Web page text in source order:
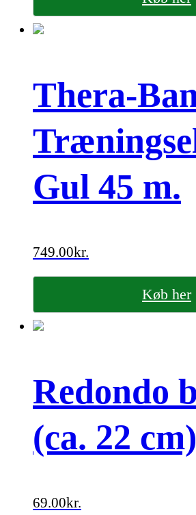
Thera-
Gul 45 m.
749.00kr.
Køb her
Redondo
(ca. 22 cm)
69.00kr.